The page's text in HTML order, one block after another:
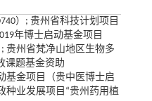
）; 贵州省科技计划项目
年博士启动基金项目
; 贵州省梵净山地区生物多
课题基金资助
基金项目（贵中医博士启
种业发展项目“贵州药用植